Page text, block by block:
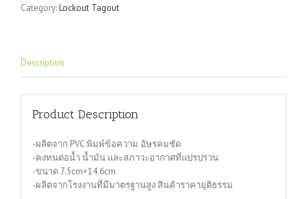
Category:Lockout Tagout
Description
Product Description
-ผลิตจาก PVC พิมพ์ข้อความ อัษรคมชัด
-คงทนต่อน้ำ น้ำมัน และสภาวะอากาศที่แปรปรวน
-ขนาด 7.5cm×14.6cm
-ผลิตจากโรงงานที่มีมาตรฐานสูง สินค้าราคายุติธรรม